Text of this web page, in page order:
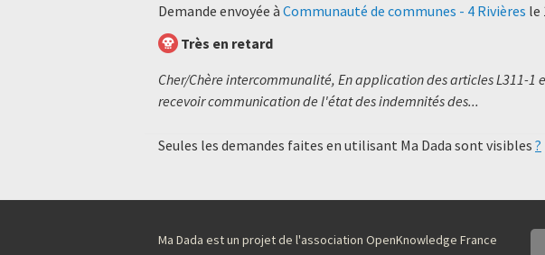
Demande envoyée à Communauté de communes - 4 Rivières le
Très en retard
Cher/Chère intercommunalité, En application des articles L311-1
recevoir communication de l'état des indemnités des...
Seules les demandes faites en utilisant Ma Dada sont visibles ?
Ma Dada est un projet de l'association OpenKnowledge France